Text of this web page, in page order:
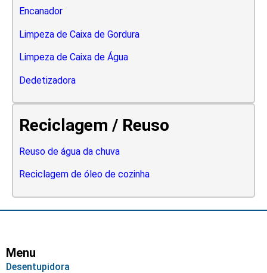
Encanador
Limpeza de Caixa de Gordura
Limpeza de Caixa de Água
Dedetizadora
Reciclagem / Reuso
Reuso de água da chuva
Reciclagem de óleo de cozinha
Menu
Desentupidora